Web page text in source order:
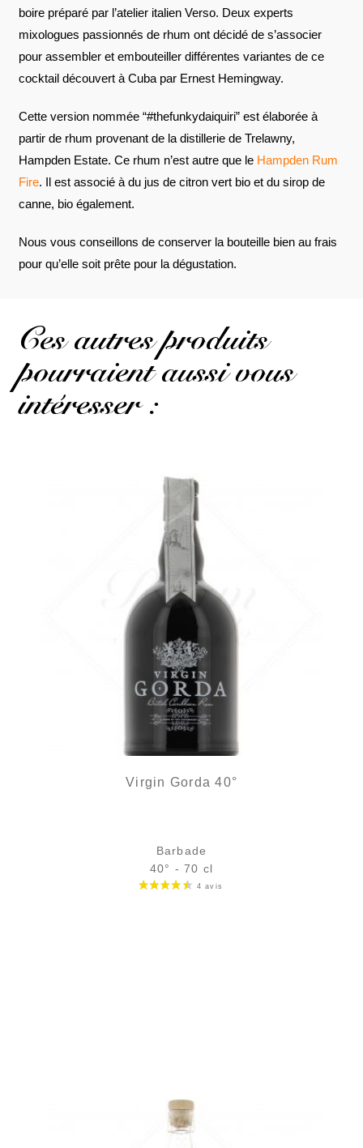
boire préparé par l’atelier italien Verso. Deux experts
mixologues passionnés de rhum ont décidé de s’associer
pour assembler et embouteiller différentes variantes de ce
cocktail découvert à Cuba par Ernest Hemingway.
Cette version nommée “#thefunkydaiquiri” est élaborée à
partir de rhum provenant de la distillerie de Trelawny,
Hampden Estate. Ce rhum n’est autre que le Hampden Rum
Fire. Il est associé à du jus de citron vert bio et du sirop de
canne, bio également.
Nous vous conseillons de conserver la bouteille bien au frais
pour qu’elle soit prête pour la dégustation.
Ces autres produits
pourraient aussi vous
intéresser :
Virgin Gorda 40°
Barbade
40° - 70 cl